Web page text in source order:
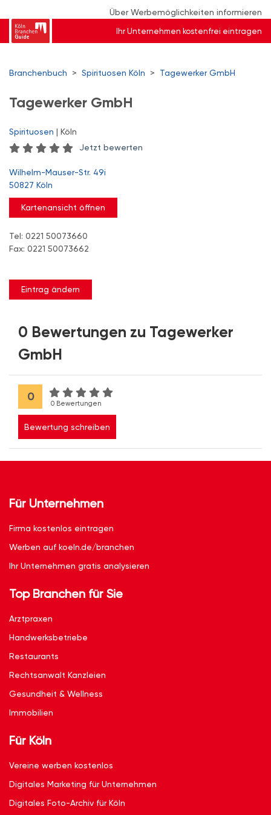
Über Werbemöglichkeiten informieren
Ihr Unternehmen kostenfrei eintragen
Branchenbuch > Spirituosen Köln > Tagewerker GmbH
Tagewerker GmbH
Spirituosen | Köln
Jetzt bewerten
Wilhelm-Mauser-Str. 49i
50827 Köln
Kartenansicht öffnen
Tel: 0221 50073660
Fax: 0221 50073662
Eintrag ändern
0 Bewertungen zu Tagewerker
GmbH
0
0 Bewertungen
Bewertung schreiben
Für Unternehmen
Firma kostenlos eintragen
Werben auf koeln.de/branchen
Ihr Unternehmen gratis analysieren
Top Branchen für Sie
Arztpraxen
Handwerksbetriebe
Restaurants
Rechtsanwalt Kanzleien
Gesundheit & Wellness
Immobilien
Für Köln
Vereine werben kostenlos
Digitales Marketing für Unternehmen
Digitales Foto-Archiv für Köln